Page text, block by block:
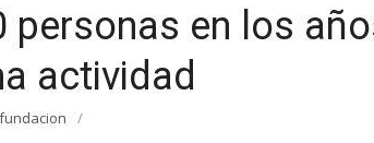
personas en los
actividad
fundacion /